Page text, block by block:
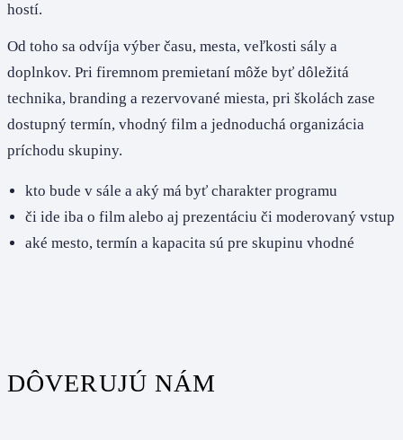
hostí.
Od toho sa odvíja výber času, mesta, veľkosti sály a
doplnkov. Pri firemnom premietaní môže byť dôležitá
technika, branding a rezervované miesta, pri školách zase
dostupný termín, vhodný film a jednoduchá organizácia
príchodu skupiny.
kto bude v sále a aký má byť charakter programu
či ide iba o film alebo aj prezentáciu či moderovaný vstup
aké mesto, termín a kapacita sú pre skupinu vhodné
DÔVERUJÚ NÁM